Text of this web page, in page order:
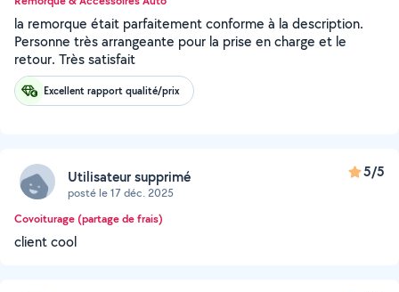
la remorque était parfaitement conforme à la description.
Personne très arrangeante pour la prise en charge et le
retour. Très satisfait
Excellent rapport qualité/prix
Utilisateur supprimé
posté le 17 déc. 2025
5/5
Covoiturage (partage de frais)
client cool